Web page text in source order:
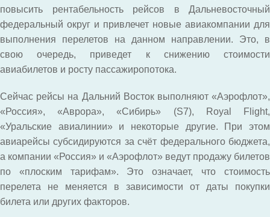
повысить рентабельность рейсов в Дальневосточный
федеральный округ и привлечет новые авиакомпании для
выполнения перелетов на данном направлении. Это, в
свою очередь, приведет к снижению стоимости
авиабилетов и росту пассажиропотока.
Сейчас рейсы на Дальний Восток выполняют «Аэрофлот»,
«Россия», «Аврора», «Сибирь» (S7), Royal Flight,
«Уральские авиалинии» и некоторые другие. При этом
авиарейсы субсидируются за счёт федерального бюджета,
а компании «Россия» и «Аэрофлот» ведут продажу билетов
по «плоским тарифам». Это означает, что стоимость
перелета не меняется в зависимости от даты покупки
билета или других факторов.